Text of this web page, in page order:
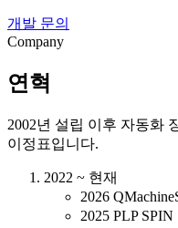
개발 문의
Company
연혁
2002년 설립 이후 자동화
이정표입니다.
2022 ~ 현재
2026
2025 PLP